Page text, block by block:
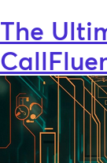
The